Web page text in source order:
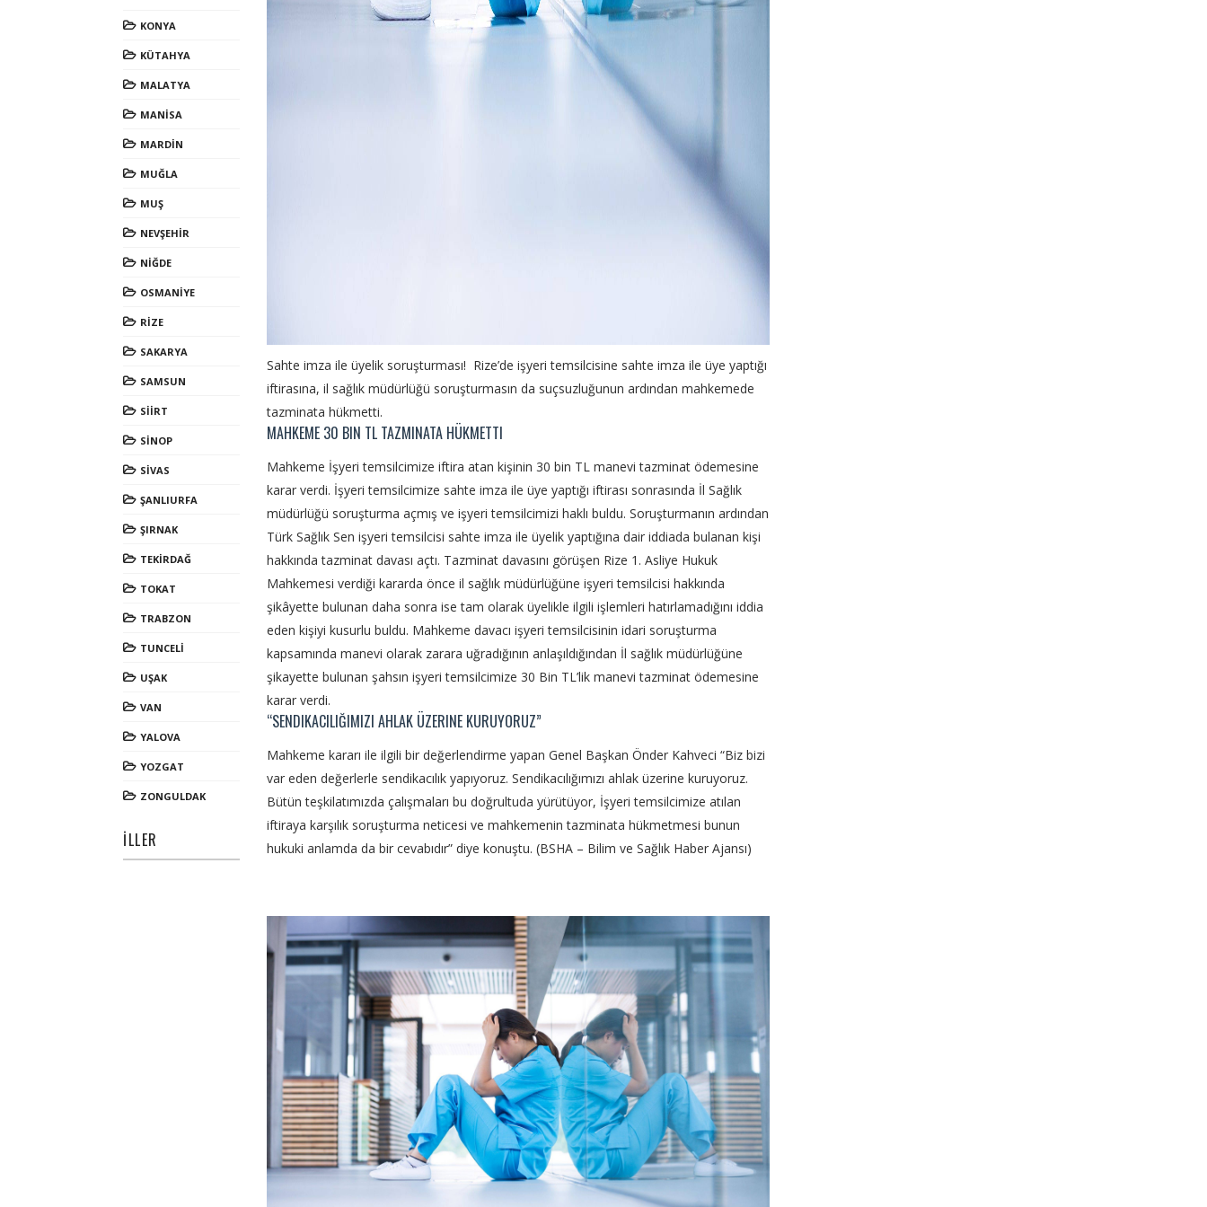
KONYA
KÜTAHYA
MALATYA
MANİSA
MARDİN
MUĞLA
MUŞ
NEVŞEHİR
NİĞDE
OSMANİYE
RİZE
SAKARYA
SAMSUN
SİİRT
SİNOP
SİVAS
ŞANLIURFA
ŞIRNAK
TEKİRDAĞ
TOKAT
TRABZON
TUNCELİ
UŞAK
VAN
YALOVA
YOZGAT
ZONGULDAK
İLLER
Sahte imza ile üyelik soruşturması! Rize’de işyeri temsilcisine sahte imza ile üye yaptığı
iftirasına, il sağlık müdürlüğü soruşturmasın da suçsuzluğunun ardından mahkemede
tazminata hükmetti.
MAHKEME 30 BIN TL TAZMINATA HÜKMETTI
Mahkeme İşyeri temsilcimize iftira atan kişinin 30 bin TL manevi tazminat ödemesine
karar verdi. İşyeri temsilcimize sahte imza ile üye yaptığı iftirası sonrasında İl Sağlık
müdürlüğü soruşturma açmış ve işyeri temsilcimizi haklı buldu. Soruşturmanın ardından
Türk Sağlık Sen işyeri temsilcisi sahte imza ile üyelik yaptığına dair iddiada bulanan kişi
hakkında tazminat davası açtı. Tazminat davasını görüşen Rize 1. Asliye Hukuk
Mahkemesi verdiği kararda önce il sağlık müdürlüğüne işyeri temsilcisi hakkında
şikâyette bulunan daha sonra ise tam olarak üyelikle ilgili işlemleri hatırlamadığını iddia
eden kişiyi kusurlu buldu. Mahkeme davacı işyeri temsilcisinin idari soruşturma
kapsamında manevi olarak zarara uğradığının anlaşıldığından İl sağlık müdürlüğüne
şikayette bulunan şahsın işyeri temsilcimize 30 Bin TL’lik manevi tazminat ödemesine
karar verdi.
“SENDIKACILIĞIMIZI AHLAK ÜZERINE KURUYORUZ”
Mahkeme kararı ile ilgili bir değerlendirme yapan Genel Başkan Önder Kahveci “Biz bizi
var eden değerlerle sendikacılık yapıyoruz. Sendikacılığımızı ahlak üzerine kuruyoruz.
Bütün teşkilatımızda çalışmaları bu doğrultuda yürütüyor, İşyeri temsilcimize atılan
iftiraya karşılık soruşturma neticesi ve mahkemenin tazminata hükmetmesi bunun
hukuki anlamda da bir cevabıdır” diye konuştu. (BSHA – Bilim ve Sağlık Haber Ajansı)